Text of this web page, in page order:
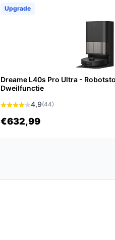
Upgrade
Dreame L40s Pro Ultra -
Dweilfunctie
4,9(44)
€632,99